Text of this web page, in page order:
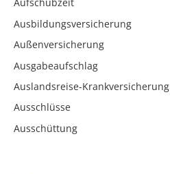
Aufschubzeit
Ausbildungsversicherung
Außenversicherung
Ausgabeaufschlag
Auslandsreise-Krankversicherung
Ausschlüsse
Ausschüttung